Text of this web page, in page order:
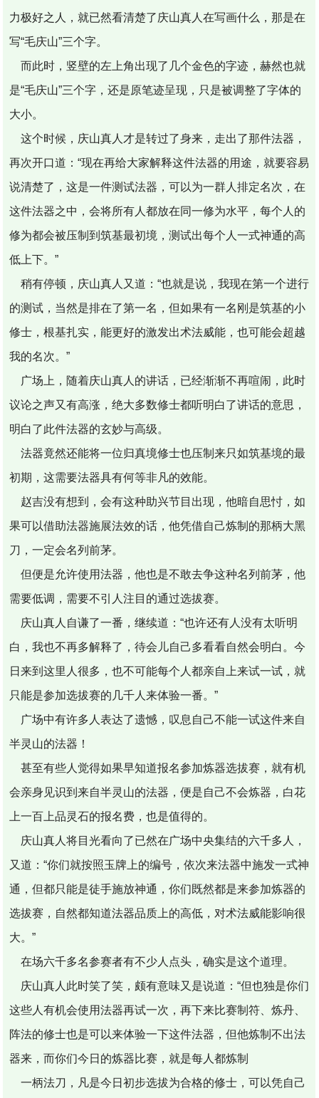
力极好之人，就已然看清楚了庆山真人在写画什么，那是在
写“毛庆山”三个字。
而此时，竖壁的左上角出现了几个金色的字迹，赫然也就
是“毛庆山”三个字，还是原笔迹呈现，只是被调整了字体的
大小。
这个时候，庆山真人才是转过了身来，走出了那件法器，
再次开口道：“现在再给大家解释这件法器的用途，就要容易
说清楚了，这是一件测试法器，可以为一群人排定名次，在
这件法器之中，会将所有人都放在同一修为水平，每个人的
修为都会被压制到筑基最初境，测试出每个人一式神通的高
低上下。”
稍有停顿，庆山真人又道：“也就是说，我现在第一个进行
的测试，当然是排在了第一名，但如果有一名刚是筑基的小
修士，根基扎实，能更好的激发出术法威能，也可能会超越
我的名次。”
广场上，随着庆山真人的讲话，已经渐渐不再喧闹，此时
议论之声又有高涨，绝大多数修士都听明白了讲话的意思，
明白了此件法器的玄妙与高级。
法器竟然还能将一位归真境修士也压制来只如筑基境的最
初期，这需要法器具有何等非凡的效能。
赵吉没有想到，会有这种助兴节目出现，他暗自思忖，如
果可以借助法器施展法效的话，他凭借自己炼制的那柄大黑
刀，一定会名列前茅。
但便是允许使用法器，他也是不敢去争这种名列前茅，他
需要低调，需要不引人注目的通过选拔赛。
庆山真人自谦了一番，继续道：“也许还有人没有太听明
白，我也不再多解释了，待会儿自己多看看自然会明白。今
日来到这里人很多，也不可能每个人都亲自上来试一试，就
只能是参加选拔赛的几千人来体验一番。”
广场中有许多人表达了遗憾，叹息自己不能一试这件来自
半灵山的法器！
甚至有些人觉得如果早知道报名参加炼器选拔赛，就有机
会亲身见识到来自半灵山的法器，便是自己不会炼器，白花
上一百上品灵石的报名费，也是值得的。
庆山真人将目光看向了已然在广场中央集结的六千多人，
又道：“你们就按照玉牌上的编号，依次来法器中施发一式神
通，但都只能是徒手施放神通，你们既然都是来参加炼器的
选拔赛，自然都知道法器品质上的高低，对术法威能影响很
大。”
在场六千多名参赛者有不少人点头，确实是这个道理。
庆山真人此时笑了笑，颇有意味又是说道：“但也独是你们
这些人有机会使用法器再试一次，再下来比赛制符、炼丹、
阵法的修士也是可以来体验一下这件法器，但他炼制不出法
器来，而你们今日的炼器比赛，就是每人都炼制
一柄法刀，凡是今日初步选拔为合格的修士，可以凭自己